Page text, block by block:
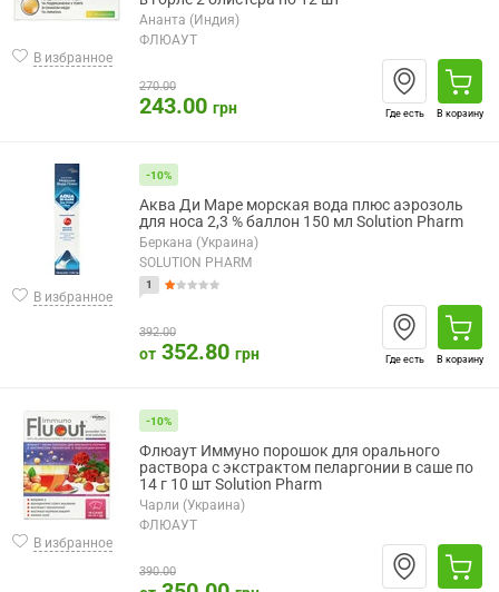
В избранное
Ананта (Индия)
ФЛЮАУТ
270.00
243.00 грн Где есть В корзину
В избранное
-10%
Аква Ди Маре морская вода плюс аэрозоль
для носа 2,3 % баллон 150 мл Solution Pharm
Беркана (Украина)
SOLUTION PHARM
1
392.00
от 352.80 грн Где есть В корзину
В избранное
-10%
Флюаут Иммуно порошок для орального
раствора с экстрактом пеларгонии в саше по
14 г 10 шт Solution Pharm
Чарли (Украина)
ФЛЮАУТ
390.00